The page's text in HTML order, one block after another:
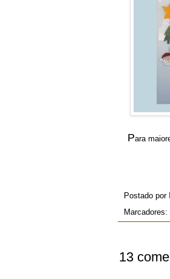
Para
Postado por
Marcadores:
13